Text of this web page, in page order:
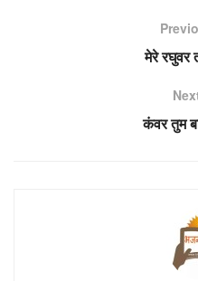
मेरे रघुवर
कंवर तुम